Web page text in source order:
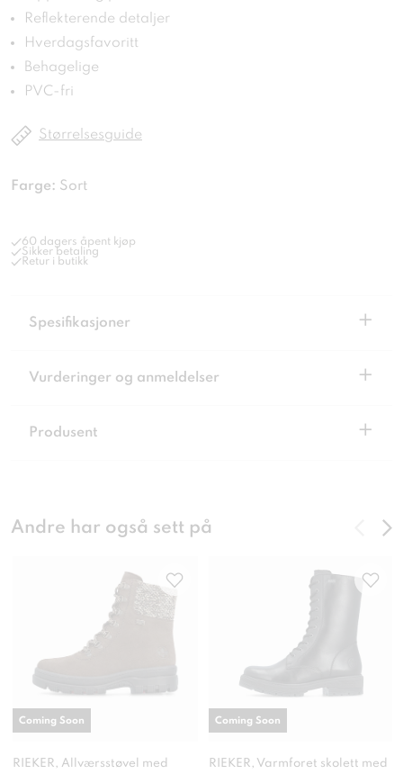
Reflekterende detaljer
Hverdagsfavoritt
Behagelige
PVC-fri
Størrelsesguide
Farge: Sort
60 dagers åpent kjøp
Sikker betaling
Retur i butikk
Spesifikasjoner +
Vurderinger og anmeldelser +
Produsent +
Andre har også sett på
RIEKER, Allværsstøvel med
Coming Soon
RIEKER, Varmforet skolett med
Coming Soon